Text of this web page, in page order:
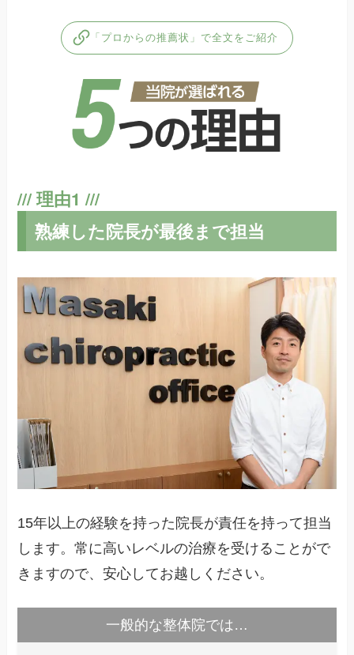
「プロからの推薦状」で全文をご紹介
熟練した院長が最後まで担当
15年以上の経験を持った院長が責任を持って担当
します。常に高いレベルの治療を受けることがで
きますので、安心してお越しください。
一般的な整体院では…